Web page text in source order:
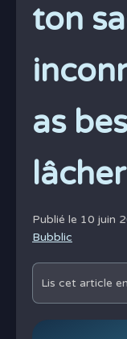
ton
as
lâcher
Publié le 10 juin
Bubblic
Lis cet article en